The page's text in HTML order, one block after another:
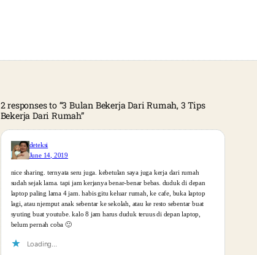
2 responses to “3 Bulan Bekerja Dari Rumah, 3 Tips
Bekerja Dari Rumah”
deteksi
June 14, 2019
nice sharing. ternyata seru juga. kebetulan saya juga kerja dari rumah
sudah sejak lama. tapi jam kerjanya benar-benar bebas. duduk di depan
laptop paling lama 4 jam. habis gitu keluar rumah, ke cafe, buka laptop
lagi, atau njemput anak sebentar ke sekolah, atau ke resto sebentar buat
syuting buat youtube. kalo 8 jam harus duduk teruus di depan laptop,
belum pernah coba 🙂
Loading…